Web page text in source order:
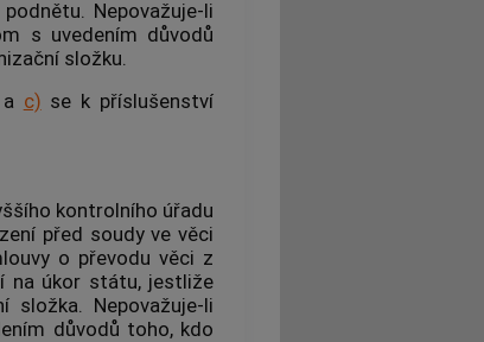
Nepovažuje-li
s uvedením důvodů
složku.
a c) se k příslušenství
kontrolního úřadu
před soudy ve věci
o převodu věci z
na úkor státu, jestliže
složka. Nepovažuje-li
důvodů toho, kdo